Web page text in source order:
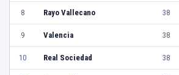
8 Rayo Vallecano 38
9 Valencia 38
10 Real Sociedad 38